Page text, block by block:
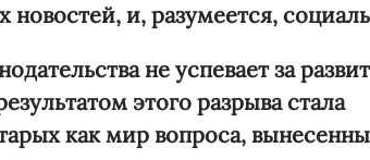
и, разумеется,
не успевает за
этого разрыва стала
как мир вопроса,